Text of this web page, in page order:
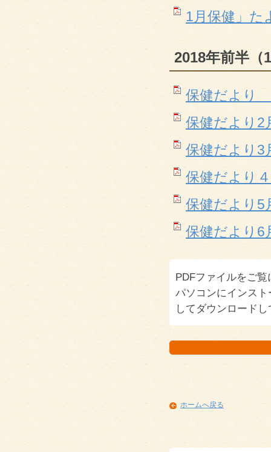
1月保健」た
2018年前半（
保健だより
保健だより2
保健だより3
保健だより
保健だより5
保健だより6
PDFファイルをご
パソコンにインス
してダウンロード
ホームへ戻る